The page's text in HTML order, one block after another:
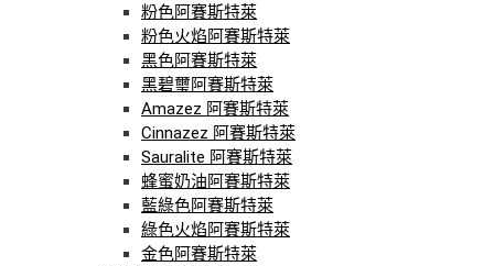
粉色阿賽斯特萊
粉色火焰阿賽斯特萊
黑色阿賽斯特萊
黑碧璽阿賽斯特萊
Amazez 阿賽斯特萊
Cinnazez 阿賽斯特萊
Sauralite 阿賽斯特萊
蜂蜜奶油阿賽斯特萊
藍綠色阿賽斯特萊
綠色火焰阿賽斯特萊
金色阿賽斯特萊